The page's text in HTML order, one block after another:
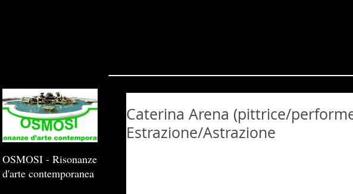
Caterina Arena (pittrice/
Estrazione/Astrazione
OSMOSI - Risonanze
d'arte contemporanea